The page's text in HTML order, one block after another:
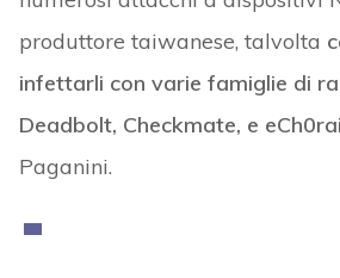
produttore taiwanese, talvolta
infettarli con varie famiglie di
Deadbolt, Checkmate, e
Paganini.